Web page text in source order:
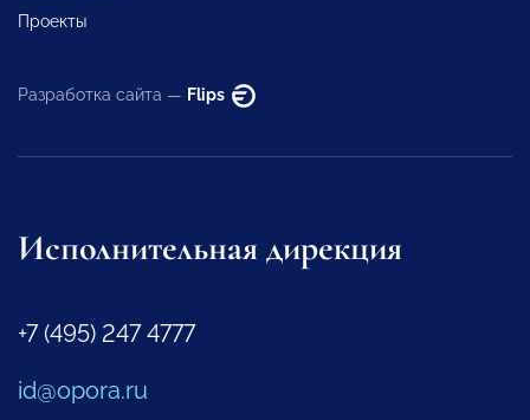
Проекты
Разработка сайта — Flips
Исполнительная дирекция
+7 (495) 247 4777
id@opora.ru